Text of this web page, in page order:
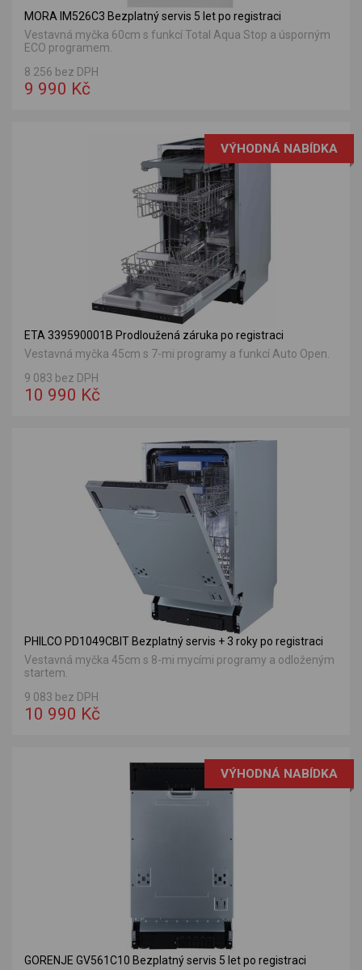
MORA IM526C3 Bezplatný servis 5 let po registraci
Vestavná myčka 60cm s funkcí Total Aqua Stop a úsporným
ECO programem.
8 256 bez DPH
9 990 Kč
VÝHODNÁ NABÍDKA
ETA 339590001B Prodloužená záruka po registraci
Vestavná myčka 45cm s 7-mi programy a funkcí Auto Open.
9 083 bez DPH
10 990 Kč
PHILCO PD1049CBIT Bezplatný servis + 3 roky po registraci
Vestavná myčka 45cm s 8-mi mycími programy a odloženým
startem.
9 083 bez DPH
10 990 Kč
VÝHODNÁ NABÍDKA
GORENJE GV561C10 Bezplatný servis 5 let po registraci